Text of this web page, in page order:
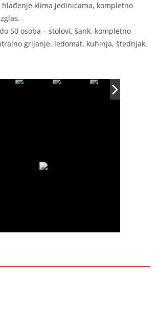
klima jedinicama, kompletno
50 osoba – stolovi, šank, kompletno
grijanje, ledomat, kuhinja, štednjak,